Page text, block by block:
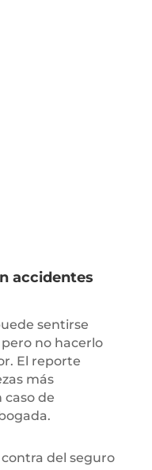
accidentes
sentirse
no hacerlo
El reporte
más
de
del seguro